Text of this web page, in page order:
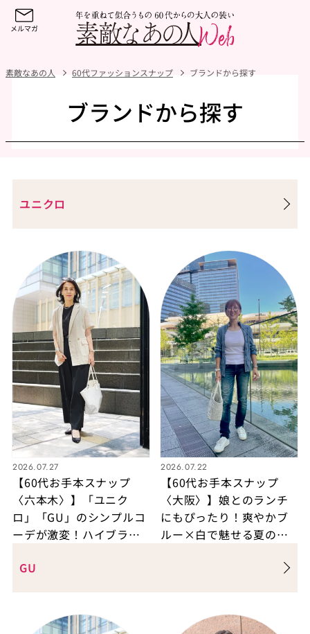
素敵なあの人 60代ファッションスナップ ブランドから探す
ブランドから探す
ユニクロ
2026.07.27
【60代お手本スナップ
〈六本木〉】「ユニク
ロ」「GU」のシンプルコ
ーデが激変！ハイブラン
かせる大人のきれいめス
2026.07.22
【60代お手本スナップ
〈大阪〉】娘とのランチ
にもぴったり！爽やかブ
ルー×白で魅せる夏のデ
GU